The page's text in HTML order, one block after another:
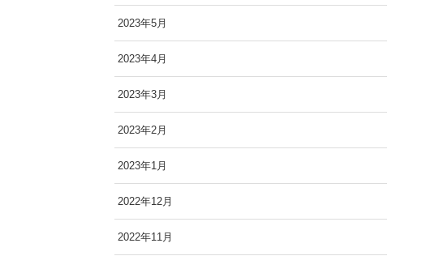
2023年5月
2023年4月
2023年3月
2023年2月
2023年1月
2022年12月
2022年11月